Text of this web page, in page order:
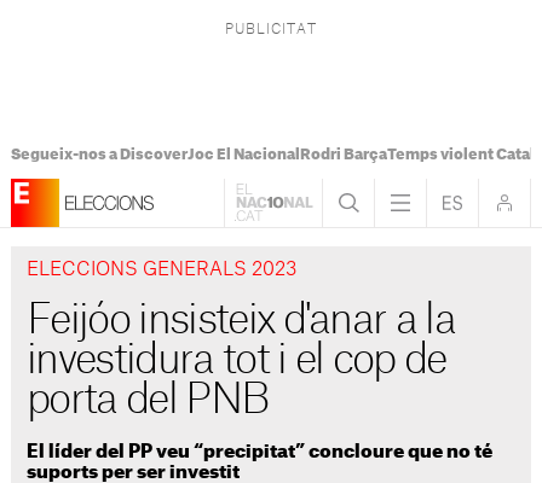
Segueix-nos a DiscoverJoc El Nacional Rodri BarçaTemps violent
ELECCIONS GENERALS 2023
Feijóo insisteix d'anar a la
investidura tot i el cop de
porta del PNB
El líder del PP veu “precipitat” concloure que no té
suports per ser investit